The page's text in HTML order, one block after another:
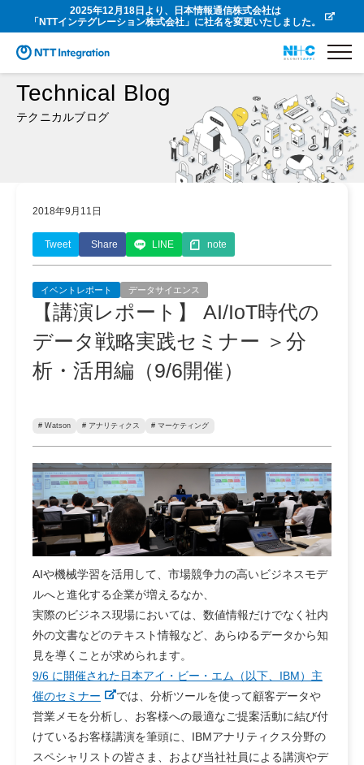
2025年12月18日より、日本情報通信株式会社は
「NTTインテグレーション株式会社」に社名を変更いたしました。
Technical Blog
テクニカルブログ
2018年9月11日
Tweet Share LINE note
イベントレポート データサイエンス
【講演レポート】 AI/IoT時代の
データ戦略実践セミナー ＞分
析・活用編（9/6開催）
# Watson # アナリティクス # マーケティング
AIや機械学習を活用して、市場競争力の高いビジネスモデ
ルへと進化する企業が増えるなか、
実際のビジネス現場においては、数値情報だけでなく社内
外の文書などのテキスト情報など、あらゆるデータから知
見を導くことが求められます。
9/6 に開催された日本アイ・ビー・エム（以下、IBM）主
催のセミナー
では、分析ツールを使って顧客データや
営業メモを分析し、お客様への最適なご提案活動に結び付
けているお客様講演を筆頭に、IBMアナリティクス分野の
スペシャリストの皆さま、および当社社員による講演やデ